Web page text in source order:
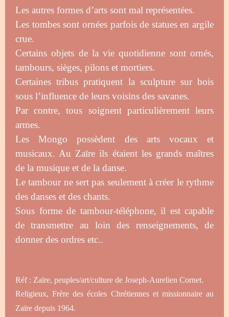
Les autres formes d’arts sont mal représentées.
Les tombes sont ornées parfois de statues en argile
crue.
Certains objets de la vie quotidienne sont ornés,
tambours, sièges, pilons et mortiers.
Certaines tribus pratiquent la sculpture sur bois
sous l’influence de leurs voisins des savanes.
Par contre, tous soignent particulièrement leurs
armes.
Les Mongo possèdent des arts vocaux et
musicaux. Au Zaïre ils étaient les grands maîtres
de la musique et de la danse.
Le tambour ne sert pas seulement à créer le rythme
des danses et des chants.
Sous forme de tambour-téléphone, il est capable
de transmettre au loin des renseignements, de
donner des ordres etc..
Réf : Zaïre, peuples/art/culture de Joseph-Aurelien Cornet.
Religieux, Frère des écoles Chrétiennes et missionnaire au
Zaïre depuis 1964.